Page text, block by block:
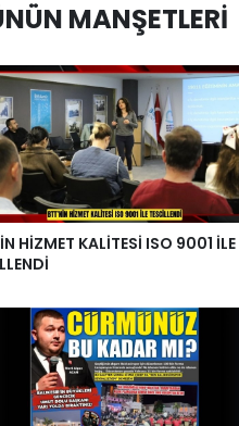
MANŞETLERI
HİZMET KALİTESİ ISO 9001 İLE